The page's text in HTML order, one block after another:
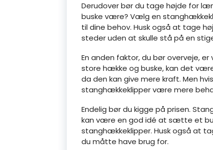
Derudover bør du tage højde for
buske være? Vælg en
til dine behov. Husk også at tage
steder uden at skulle stå på en
En anden faktor, du bør overveje,
store hække og buske, kan det
da den kan give mere kraft. Men
stanghækkeklipper være mere
Endelig bør du kigge på prisen.
kan være en god idé at sætte et
stanghækkeklipper. Husk også at
du måtte have brug for.